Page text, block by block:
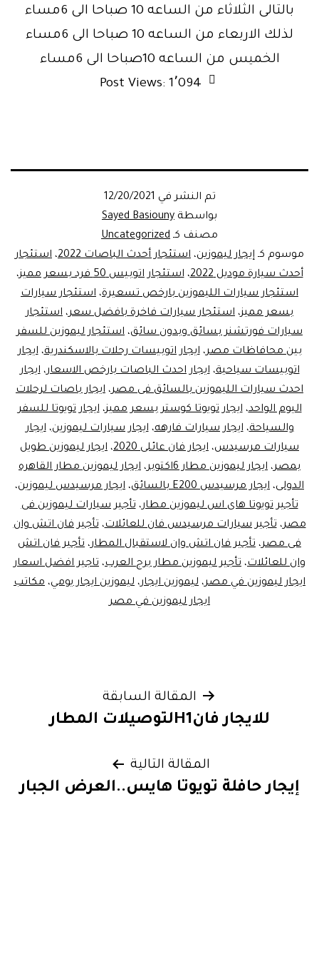
بالتالى الثلاثاء من الساعه 10 صباحا الى 6مساء
لذلك الاربعاء من الساعه 10 صباحا الى 6مساء
الخميس من الساعه 10صباحا الى 6مساء
Post Views: 1٬094
تم النشر في 12/20/2021
بواسطة Sayed Basiouny
مصنف كـ Uncategorized
موسوم كـ إيجار ليموزين، استئجار أحدث الباصات 2022 ، استئجار
أحدث سيارة موديل 2022
،استئجار اتوبيس 50 فرد بسعر مميز
،
استئجار سيارات الليموزين بارخص تسعيرة، استئجار سيارات
بسعر مميز، استئجار سيارات فاخرة بافضل سعر، استئجار
سيارات فورتشنر بسائق وبدون سائق، استئجار ليموزين للسفر
بين محافاظات مصر،ايجار اتوبيسات رحلات بالاسكندرية،ايجار
اتوبيسات سياحية،ايجار احدث الباصات بارخص الاسعار،ايجار
احدث سيارات الليموزين بالسائق فى مصر، ايجار باصات لرحلات
اليوم الواحد،ايجار تويوتا كوستر بسعر مميز،ايجار تويوتا للسفر
والسياحة،ايجار سيارات فارهه،ايجار سيارات ليموزين،ايجار
سيارات مرسيدس، ايجار فان عائلى 2020 ، ايجار ليموزين طويل
بمصر، ايجار ليموزين مطار 6اكتوبر ، ايجار ليموزين مطار القاهره
الدولى، ايجار مرسيدس E200 بالسائق ، ايجار مرسيدس ليموزين،
تأجير تويوتا هاى اس ليموزين مطار،تأجير سيارات ليموزين فى
مصر،تأجير سيارات مرسيدس فان للعائلات،تأجير فان اتش وان
فى مصر، تأجير فان اتش وان لاستقبال المطار، تأجير فان اتش
وان للعائلات، تأجير ليموزين مطار برج العرب، تاجير افضل اسعار
ايجار ليموزين في مصر، ليموزين ايجار، ليموزين ايجار يومي، مكاتب
ايجار ليموزين في مصر
المقالات
المقالة السابقة
للايجار فانH1لتوصيلات المطار
المقالة التالية
إيجار حافلة تويوتا هايس..العرض الجبار